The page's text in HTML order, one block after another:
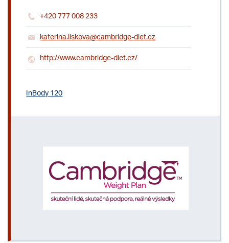
+420 777 008 233
katerina.liskova@cambridge-diet.cz
http://www.cambridge-diet.cz/
InBody 120